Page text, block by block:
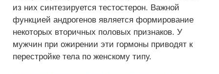
из них синтезируется тестостерон. Важной
функцией андрогенов является формирование
некоторых вторичных половых признаков. У
мужчин при ожирении эти гормоны приводят к
перестройке тела по женскому типу.